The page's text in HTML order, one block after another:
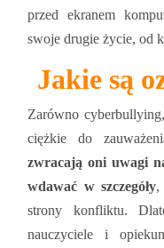
przed ekranem
swoje drugie życie, od
Jakie są
Zarówno
ciężkie do
zwracają oni uwagi
wdawać w szczegóły,
strony konfliktu.
nauczyciele i